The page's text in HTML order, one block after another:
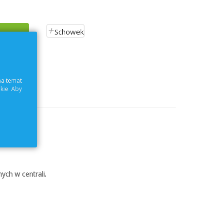
Schowek
w centrali.
temat
Aby